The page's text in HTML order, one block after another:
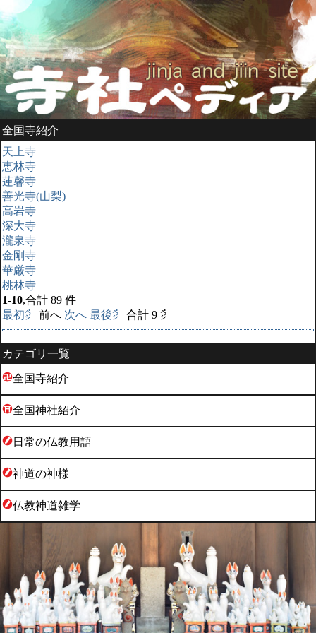
全国寺紹介
天上寺
恵林寺
蓮馨寺
善光寺(山梨)
高岩寺
深大寺
瀧泉寺
金剛寺
華厳寺
桃林寺
1-10,合計 89 件
最初㌻ 前へ 次へ 最後㌻ 合計 9 ㌻
カテゴリ一覧
全国寺紹介
全国神社紹介
日常の仏教用語
神道の神様
仏教神道雑学